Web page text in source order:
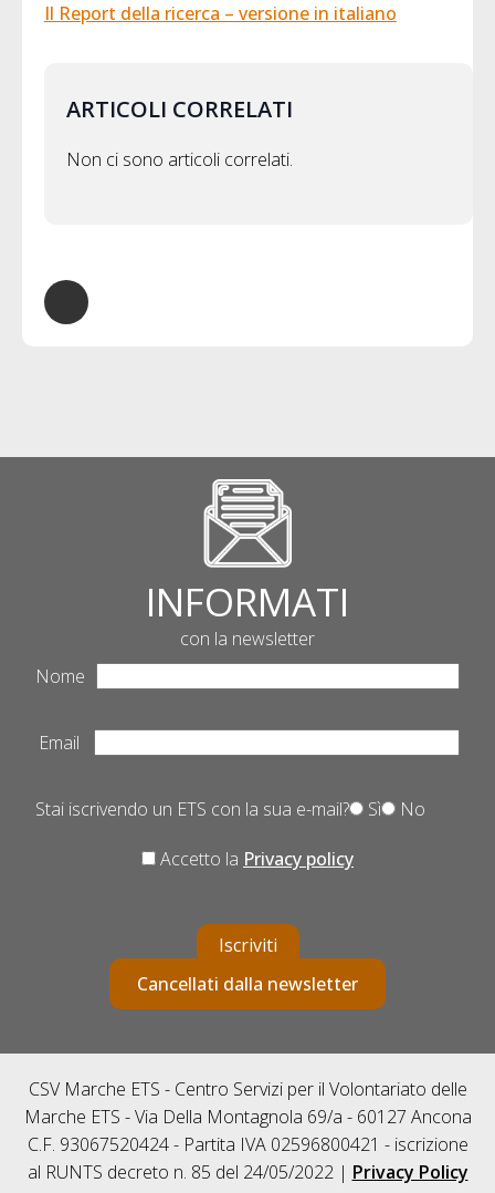
Il Report della ricerca – versione in italiano
ARTICOLI CORRELATI
Non ci sono articoli correlati.
INFORMATI
con la newsletter
Nome
Email
Stai iscrivendo un ETS con la sua e-mail? Sì No
Accetto la Privacy policy
Iscriviti
Cancellati dalla newsletter
CSV Marche ETS - Centro Servizi per il Volontariato delle
Marche ETS - Via Della Montagnola 69/a - 60127 Ancona
C.F. 93067520424 - Partita IVA 02596800421 - iscrizione
al RUNTS decreto n. 85 del 24/05/2022 | Privacy Policy